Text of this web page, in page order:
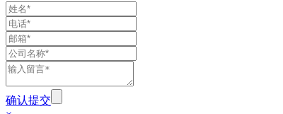
确认提交